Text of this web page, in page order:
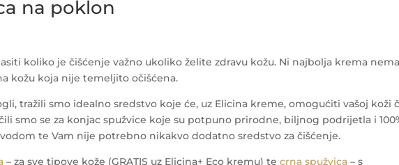
na poklon
koliko je čišćenje važno ukoliko želite zdravu kožu. Ni najbolja krema nema
kožu koja nije temeljito očišćena.
tražili smo idealno sredstvo koje će, uz Elicina kreme, omogućiti vašoj koži
smo se za konjac spužvice koje su potpuno prirodne, biljnog podrijetla i
te Vam nije potrebno nikakvo dodatno sredstvo za čišćenje.
– za sve tipove kože (GRATIS uz Elicina+ Eco kremu) tecrna spužvica – s